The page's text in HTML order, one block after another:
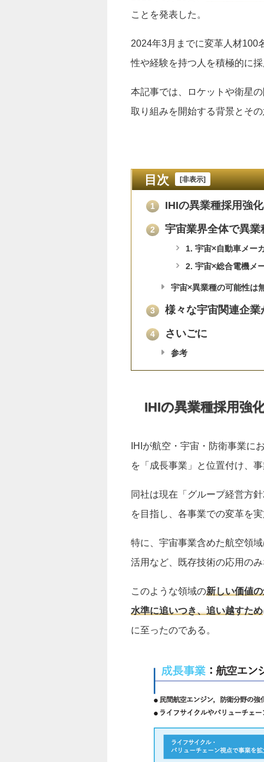
ことを発表した。
2024年3月までに変革人材100
性や経験を持つ人を積極的に
本記事では、ロケットや衛星
取り組みを開始する背景とそ
目次 [非表示]
1 IHIの異業種採用強
2 宇宙業界全体で異業
1. 宇宙×自動車メー
2. 宇宙×総合電機メ
宇宙×異業種の可能性は
3 様々な宇宙関連企
4 さいごに
参考
IHIの異業種採用強
IHIが航空・宇宙・防衛事業に
を「成長事業」と位置付け、
同社は現在「グループ経営方
を目指し、各事業での変革を
特に、宇宙事業含めた航空領
活用など、既存技術の応用の
このような領域の新しい価値
水準に追いつき、追い越すため
に至ったのである。